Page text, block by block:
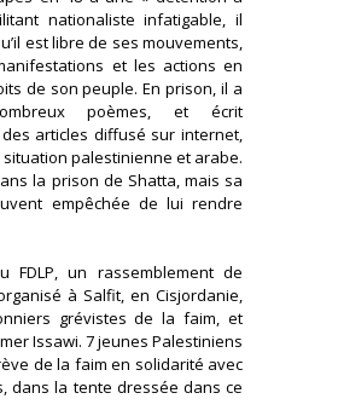
nationaliste infatigable, il
est libre de ses mouvements,
et les actions en
de son peuple. En prison, il a
poèmes, et écrit
articles diffusé sur internet,
palestinienne et arabe.
la prison de Shatta, mais sa
empêchée de lui rendre
FDLP, un rassemblement de
à Salfit, en Cisjordanie,
grévistes de la faim, et
Issawi. 7 jeunes Palestiniens
de la faim en solidarité avec
dans la tente dressée dans ce